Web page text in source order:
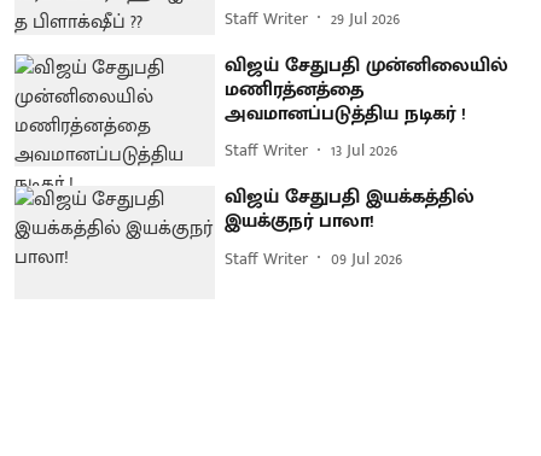
Staff Writer 29 Jul 2026
விஜய் சேதுபதி முன்னிலையில்
மணிரத்னத்தை
அவமானப்படுத்திய நடிகர் !
Staff Writer 13 Jul 2026
விஜய் சேதுபதி இயக்கத்தில்
இயக்குநர் பாலா!
Staff Writer 09 Jul 2026